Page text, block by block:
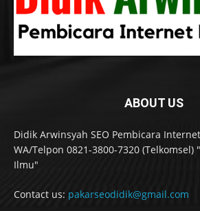
ABOUT US
Didik Arwinsyah SEO Pembicara
WA/Telpon 0821-3800-7320 (Telkomsel)
Ilmu"
Contact us: pakarseodidik@gmail.com